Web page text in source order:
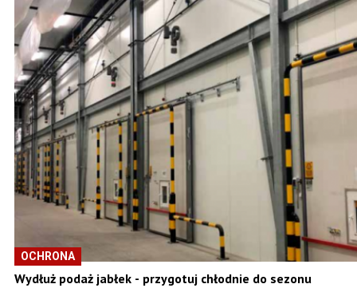
OCHRONA
Wydłuż podaż jabłek - przygotuj chłodnie do sezonu